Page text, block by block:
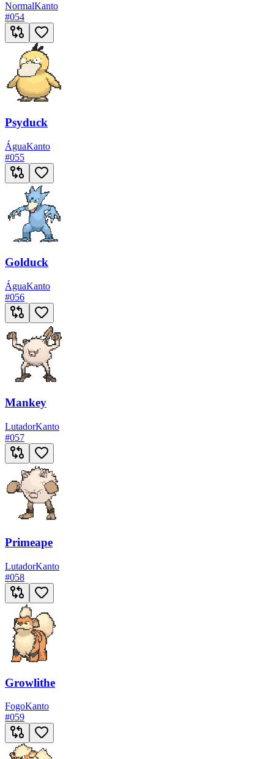
NormalKanto
#054
Psyduck
ÁguaKanto
#055
Golduck
ÁguaKanto
#056
Mankey
LutadorKanto
#057
Primeape
LutadorKanto
#058
Growlithe
FogoKanto
#059